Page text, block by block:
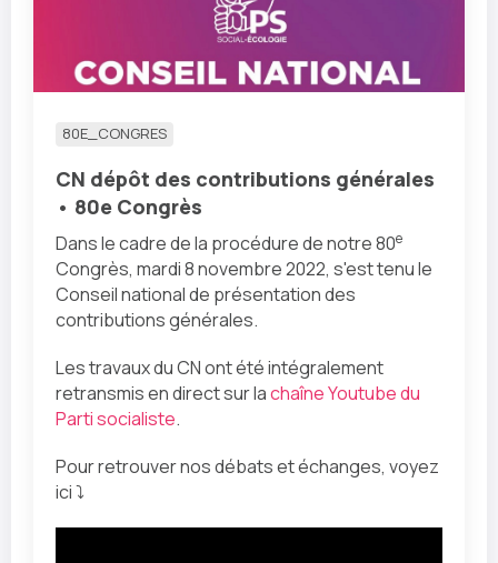
80E_CONGRES
CN dépôt des contributions générales
• 80e Congrès
Dans le cadre de la procédure de notre 80e
Congrès, mardi 8 novembre 2022, s'est tenu le
Conseil national de présentation des
contributions générales.
Les travaux du CN ont été intégralement
retransmis en direct sur lachaîne Youtube du
Parti socialiste.
Pour retrouver nos débats et échanges, voyez
ici ⤵️